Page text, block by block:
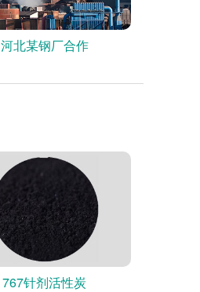
河北某钢厂合作
767针剂活性炭